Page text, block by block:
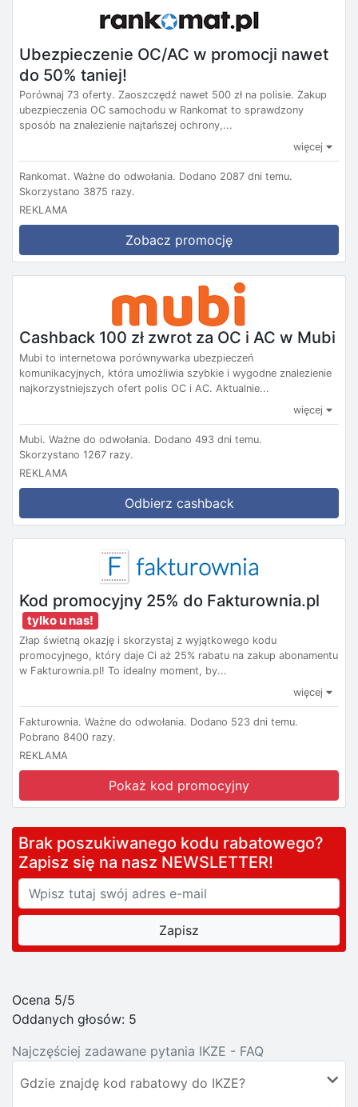
Ubezpieczenie OC/AC w promocji nawet
do 50% taniej!
Porównaj 73 oferty. Zaoszczędź nawet 500 zł na polisie. Zakup
ubezpieczenia OC samochodu w Rankomat to sprawdzony
sposób na znalezienie najtańszej ochrony,...
więcej
Rankomat. Ważne do odwołania. Dodano 2087 dni temu.
Skorzystano 3875 razy.
REKLAMA
Zobacz promocję
Cashback 100 zł zwrot za OC i AC w Mubi
Mubi to internetowa porównywarka ubezpieczeń
komunikacyjnych, która umożliwia szybkie i wygodne znalezienie
najkorzystniejszych ofert polis OC i AC. Aktualnie...
więcej
Mubi. Ważne do odwołania. Dodano 493 dni temu.
Skorzystano 1267 razy.
REKLAMA
Odbierz cashback
Kod promocyjny 25% do Fakturownia.pl
tylko u nas!
Złap świetną okazję i skorzystaj z wyjątkowego kodu
promocyjnego, który daje Ci aż 25% rabatu na zakup abonamentu
w Fakturownia.pl! To idealny moment, by...
więcej
Fakturownia. Ważne do odwołania. Dodano 523 dni temu.
Pobrano 8400 razy.
REKLAMA
Pokaż kod promocyjny
Brak poszukiwanego kodu rabatowego?
Zapisz się na nasz NEWSLETTER!
Ocena 5/5
Oddanych głosów: 5
Najczęściej zadawane pytania IKZE - FAQ
Gdzie znajdę kod rabatowy do IKZE?